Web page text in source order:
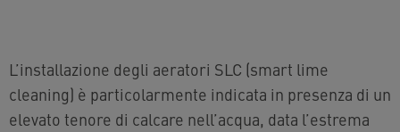
L’installazione degli aeratori SLC (smart lime
cleaning) è particolarmente indicata in presenza di un
elevato tenore di calcare nell’acqua, data l’estrema